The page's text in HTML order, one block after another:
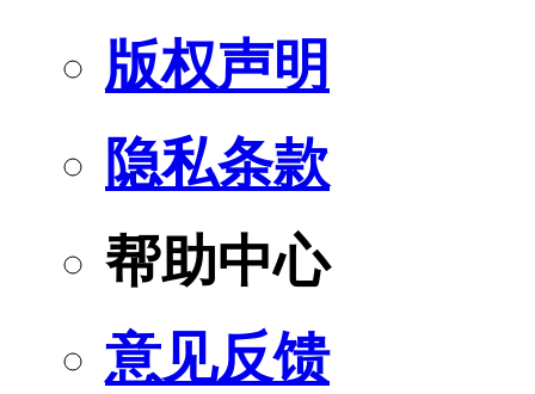
版权声明
隐私条款
帮助中心
意见反馈